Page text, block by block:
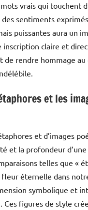
vrais qui touchent
sentiments
puissantes aura un
inscription claire et
de rendre hommage
et les
et d’images
et la profondeur
telles que «
fleur éternelle dans
symbolique et
Ces figures de style